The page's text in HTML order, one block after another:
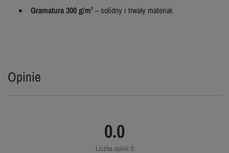
Gramatura 300 g/m²– solidny i trwały materiał.
Opinie
0.0
Liczba opinii: 0